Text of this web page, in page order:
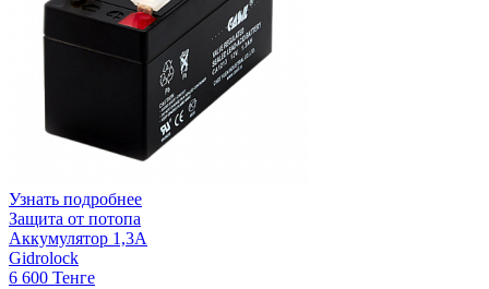
Узнать подробнее
Защита от потопа
Аккумулятор 1,3А
Gidrolock
6 600 Тенге